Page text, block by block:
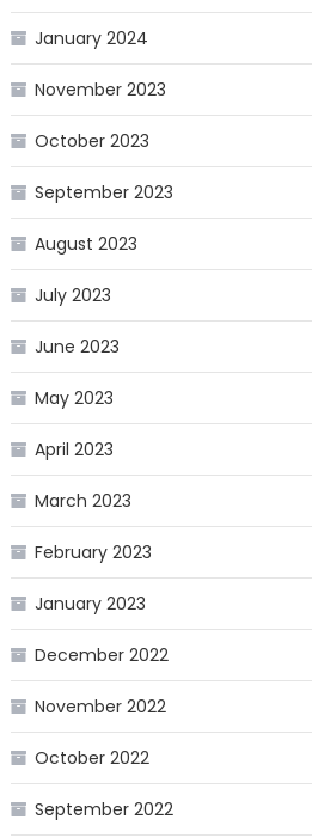
January 2024
November 2023
October 2023
September 2023
August 2023
July 2023
June 2023
May 2023
April 2023
March 2023
February 2023
January 2023
December 2022
November 2022
October 2022
September 2022